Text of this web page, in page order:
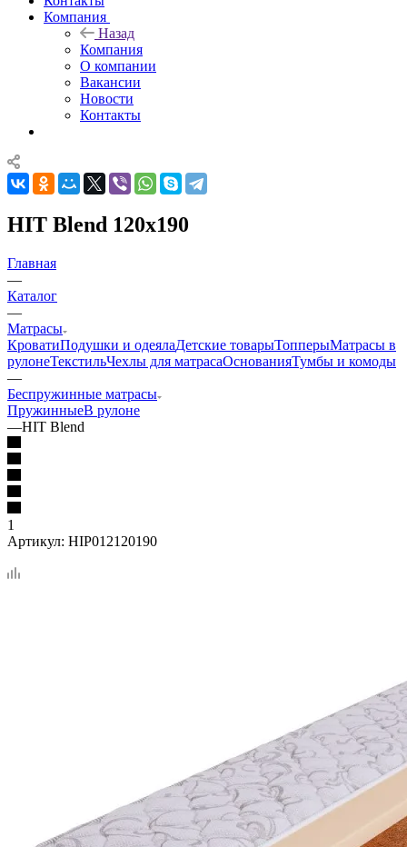
Компания
Назад
Компания
О компании
Вакансии
Новости
Контакты
HIT Blend 120x190
Главная
—
Каталог
—
Матрасы
КроватиПодушки и одеялаДетские товарыТопперыМатрасы в
рулонеТекстильЧехлы для матрасаОснованияТумбы и комоды
—
Беспружинные матрасы
ПружинныеВ рулоне
—HIT Blend
1
Артикул: HIP012120190